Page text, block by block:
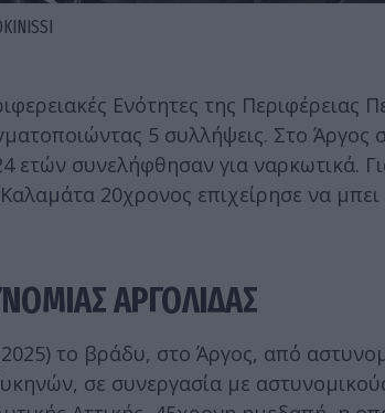
Ενότητες της
5 συλλήψεις. Στο
ετών συνελήφθησαν για ναρκωτικά.
20χρονος επιχείρησε να
ΑΡΓΟΛΙΔΑΣ
το βράδυ, στο Άργος, από
σε συνεργασία με